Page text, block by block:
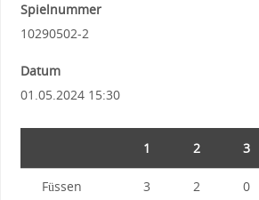
Spielnummer
10290502-2
Datum
01.05.2024 15:30
1 2 3
Füssen
3 2 0